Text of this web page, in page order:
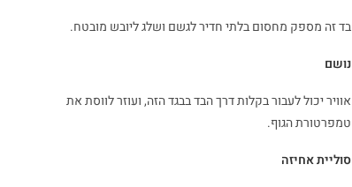
בד זה מספק מחסום בלתי חדיר לגשם ושלג ליובש מובטח.
נושם
אוויר יכול לעבור בקלות דרך הבד בבגד הזה, ועוזר לווסת את
טמפרטורת הגוף.
סוליית אחיזה